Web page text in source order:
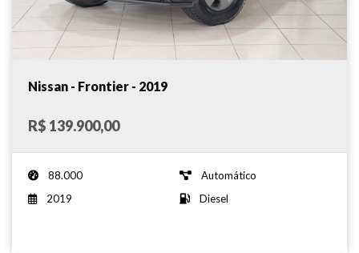
Nissan - Frontier - 2019
R$ 139.900,00
88.000
Automático
2019
Diesel